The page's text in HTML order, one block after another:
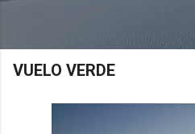
VUELO VERDE